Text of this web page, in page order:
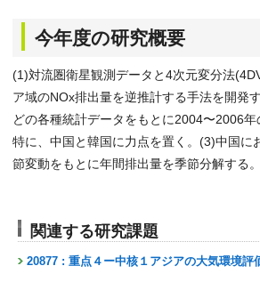
今年度の研究概要
(1)対流圏衛星観測データと4次元変分法
ア域のNOx排出量を逆推計する手法を開発
どの各種統計データをもとに2004〜2006年
特に、中国と韓国に力点を置く。(3)中国に
節変動をもとに年間排出量を季節分解する。
関連する研究課題
20877 : 重点４ー中核１アジアの大気環境評